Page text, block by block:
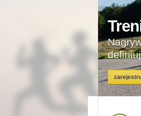
i rowerowe,
postępy